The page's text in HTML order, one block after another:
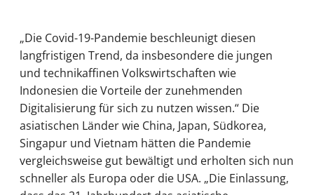
„Die Covid-19-Pandemie beschleunigt diesen
langfristigen Trend, da insbesondere die jungen
und technikaffinen Volkswirtschaften wie
Indonesien die Vorteile der zunehmenden
Digitalisierung für sich zu nutzen wissen.“ Die
asiatischen Länder wie China, Japan, Südkorea,
Singapur und Vietnam hätten die Pandemie
vergleichsweise gut bewältigt und erholten sich nun
schneller als Europa oder die USA. „Die Einlassung,